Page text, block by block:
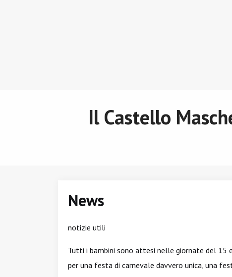
Il Castello
News
notizie utili
Tutti i bambini sono attesi nelle giornate del 15
per una festa di carnevale davvero unica, una